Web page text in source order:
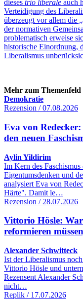
dieses trio liberale auch
Verteidigung des
überzeugt vor allem die
der normativen
problematisch erweise
historische Einordnung,
Liberalismus
Mehr zum Themenfeld
Demokratie
Rezension / 07.08.2026
Eva von
den neuen
Aylin Yildirim
Im Kern des Faschismus
Eigentumsdenken und
analysiert Eva von
Härte". Damit le…
Rezension / 28.07.2026
Vittorio Hösle:
reformieren
Alexander Schwitteck
Ist der Liberalismus
Vittorio Hösle und
Rezensent Alexander
nicht…
Replik / 17.07.2026